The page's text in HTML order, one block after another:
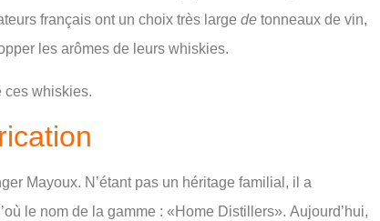
français ont un choix très large de tonneaux de vin,
les arômes de leurs whiskies.
ces whiskies.
Mayoux. N’étant pas un héritage familial, il a
le nom de la gamme : «Home Distillers». Aujourd’hui,